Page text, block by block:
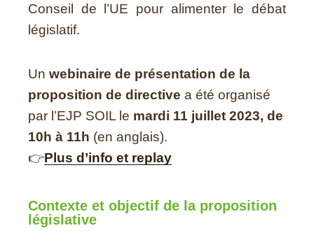
Conseil de l’UE pour alimenter le débat
législatif.
Un webinaire de présentation de la
proposition de directive a été organisé
par l’EJP SOIL le mardi 11 juillet 2023, de
10h à 11h (en anglais).
👉Plus d’info et replay
Contexte et objectif de la proposition
législative